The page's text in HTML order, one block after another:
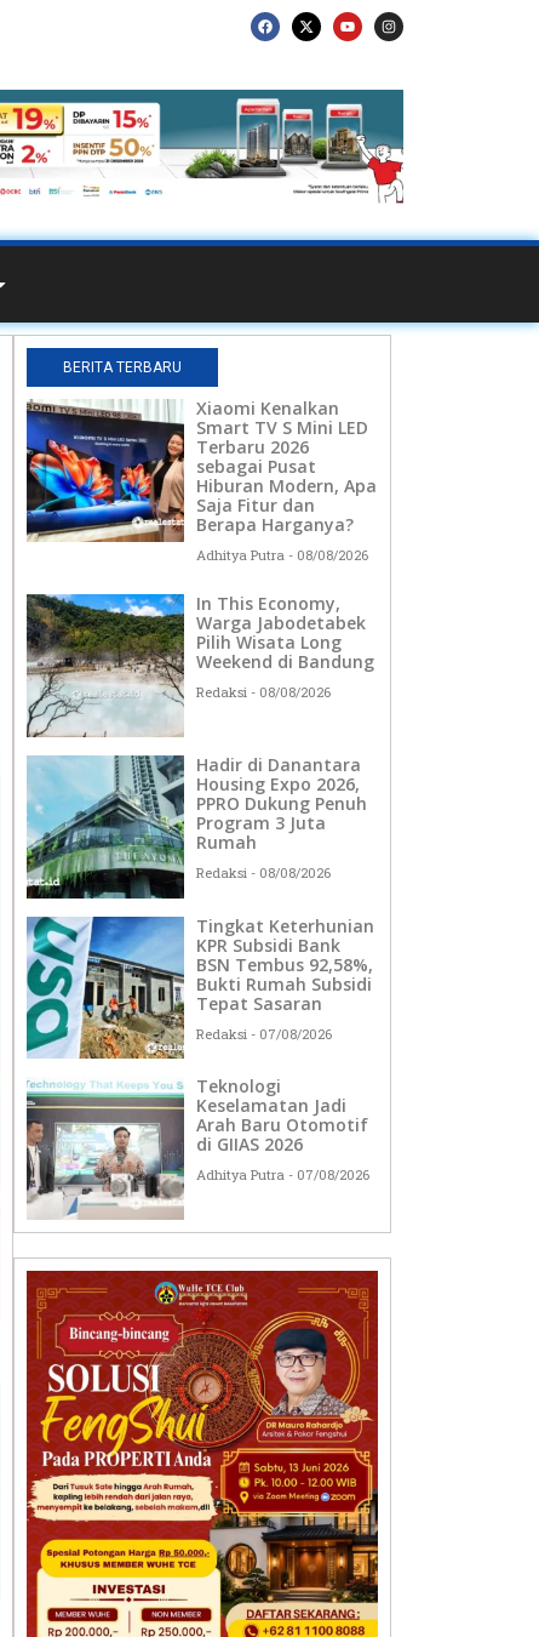
BERITA TERBARU
Xiaomi Kenalkan
Smart TV S Mini LED
Terbaru 2026
sebagai Pusat
Hiburan Modern, Apa
Saja Fitur dan
Berapa Harganya?
Adhitya Putra 08/08/2026
In This Economy,
Warga Jabodetabek
Pilih Wisata Long
Weekend di Bandung
Redaksi 08/08/2026
Hadir di Danantara
Housing Expo 2026,
PPRO Dukung Penuh
Program 3 Juta
Rumah
Redaksi 08/08/2026
Tingkat Keterhunian
KPR Subsidi Bank
BSN Tembus 92,58%,
Bukti Rumah Subsidi
Tepat Sasaran
Redaksi 07/08/2026
Teknologi
Keselamatan Jadi
Arah Baru Otomotif
di GIIAS 2026
Adhitya Putra 07/08/2026